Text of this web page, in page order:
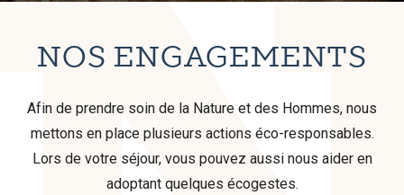
NOS ENGAGEMENTS
Afin de prendre soin de la Nature et des Hommes, nous
mettons en place plusieurs actions éco-responsables.
Lors de votre séjour, vous pouvez aussi nous aider en
adoptant quelques écogestes.